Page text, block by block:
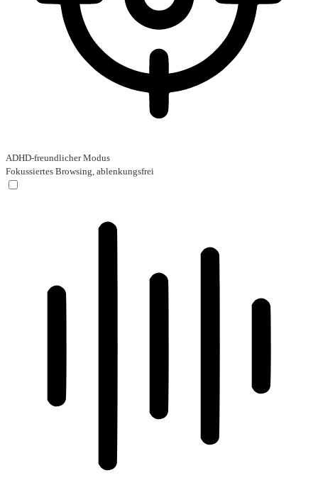
ADHD-freundlicher Modus
Fokussiertes Browsing, ablenkungsfrei